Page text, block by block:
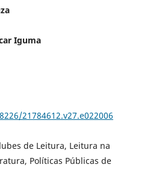
Iguma
21784612.v27.e022006
de Leitura, Leitura na
Políticas Públicas de